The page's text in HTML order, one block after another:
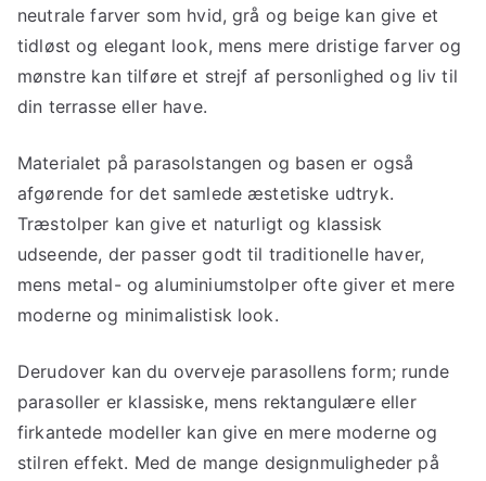
neutrale farver som hvid, grå og beige kan give et
tidløst og elegant look, mens mere dristige farver og
mønstre kan tilføre et strejf af personlighed og liv til
din terrasse eller have.
Materialet på parasolstangen og basen er også
afgørende for det samlede æstetiske udtryk.
Træstolper kan give et naturligt og klassisk
udseende, der passer godt til traditionelle haver,
mens metal- og aluminiumstolper ofte giver et mere
moderne og minimalistisk look.
Derudover kan du overveje parasollens form; runde
parasoller er klassiske, mens rektangulære eller
firkantede modeller kan give en mere moderne og
stilren effekt. Med de mange designmuligheder på